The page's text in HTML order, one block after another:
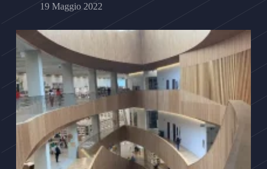
19 Maggio 2022